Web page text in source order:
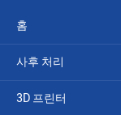
홈
사후 처리
3D 프린터